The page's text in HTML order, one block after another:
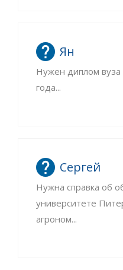
Ян
Нужен диплом вуза
года...
Сергей
Нужна справка об
университете
агроном...